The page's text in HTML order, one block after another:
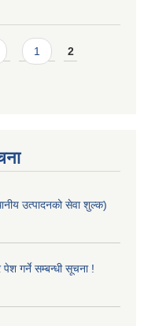
1 2
उत्पादनको सेवा शुल्क)
गर्ने सम्बन्धी सूचना !